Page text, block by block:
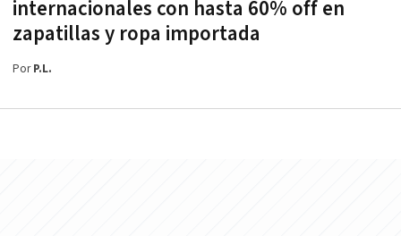
internacionales con hasta 60% off en
zapatillas y ropa importada
PorP.L.